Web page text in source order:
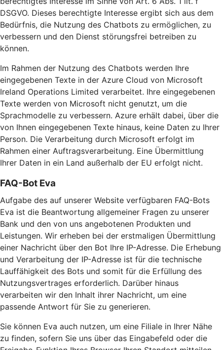
DSGVO. Dieses berechtigte Interesse ergibt sich aus dem
Bedürfnis, die Nutzung des Chatbots zu ermöglichen, zu
verbessern und den Dienst störungsfrei betreiben zu
können.
Im Rahmen der Nutzung des Chatbots werden Ihre
eingegebenen Texte in der Azure Cloud von Microsoft
Ireland Operations Limited verarbeitet. Ihre eingegebenen
Texte werden von Microsoft nicht genutzt, um die
Sprachmodelle zu verbessern. Azure erhält dabei, über die
von Ihnen eingegebenen Texte hinaus, keine Daten zu Ihrer
Person. Die Verarbeitung durch Microsoft erfolgt im
Rahmen einer Auftragsverarbeitung. Eine Übermittlung
Ihrer Daten in ein Land außerhalb der EU erfolgt nicht.
FAQ-Bot Eva
Aufgabe des auf unserer Website verfügbaren FAQ-Bots
Eva ist die Beantwortung allgemeiner Fragen zu unserer
Bank und den von uns angebotenen Produkten und
Leistungen. Wir erheben bei der erstmaligen Übermittlung
einer Nachricht über den Bot Ihre IP-Adresse. Die Erhebung
und Verarbeitung der IP-Adresse ist für die technische
Lauffähigkeit des Bots und somit für die Erfüllung des
Nutzungsvertrages erforderlich. Darüber hinaus
verarbeiten wir den Inhalt ihrer Nachricht, um eine
passende Antwort für Sie zu generieren.
Sie können Eva auch nutzen, um eine Filiale in Ihrer Nähe
zu finden, sofern Sie uns über das Eingabefeld oder die